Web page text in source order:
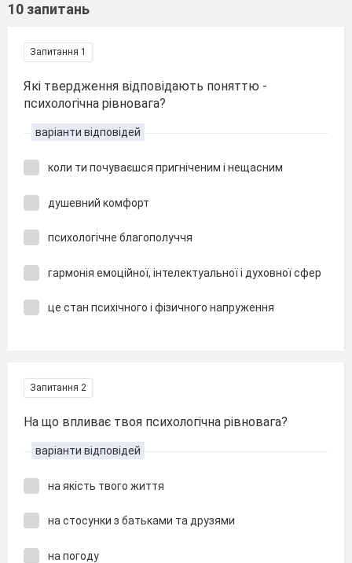
10 запитань
Запитання 1
Які твердження відповідають поняттю -
психологічна рівновага?
варіанти відповідей
коли ти почуваєшся пригніченим і нещасним
душевний комфорт
психологічне благополуччя
гармонія емоційної, інтелектуальної і духовної сфер
це стан психічного і фізичного напруження
Запитання 2
На що впливає твоя психологічна рівновага?
варіанти відповідей
на якість твого життя
на стосунки з батьками та друзями
на погоду